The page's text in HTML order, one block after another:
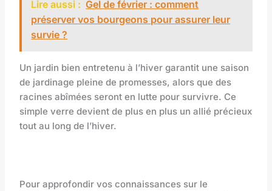
Lire aussi : Gel de février : comment
préserver vos bourgeons pour assurer leur
survie ?
Un jardin bien entretenu à l’hiver garantit une saison
de jardinage pleine de promesses, alors que des
racines abîmées seront en lutte pour survivre. Ce
simple verre devient de plus en plus un allié précieux
tout au long de l’hiver.
Pour approfondir vos connaissances sur le